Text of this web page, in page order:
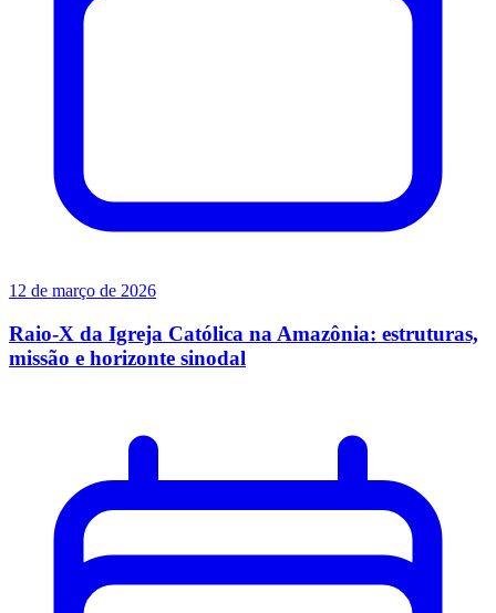
12 de março de 2026
Raio-X da Igreja Católica na Amazônia: estruturas,
missão e horizonte sinodal